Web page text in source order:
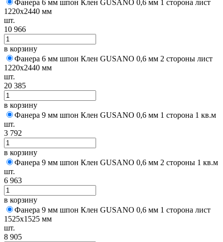
Фанера 6 мм шпон Клен GUSANO 0,6 мм 1 сторона лист
1220х2440 мм
шт.
10 966
в корзину
Фанера 6 мм шпон Клен GUSANO 0,6 мм 2 стороны лист
1220х2440 мм
шт.
20 385
в корзину
Фанера 9 мм шпон Клен GUSANO 0,6 мм 1 сторона 1 кв.м
шт.
3 792
в корзину
Фанера 9 мм шпон Клен GUSANO 0,6 мм 2 стороны 1 кв.м
шт.
6 963
в корзину
Фанера 9 мм шпон Клен GUSANO 0,6 мм 1 сторона лист
1525х1525 мм
шт.
8 905